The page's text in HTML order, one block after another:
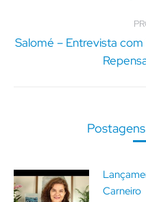
Salomé – Entrevista
Carneiro